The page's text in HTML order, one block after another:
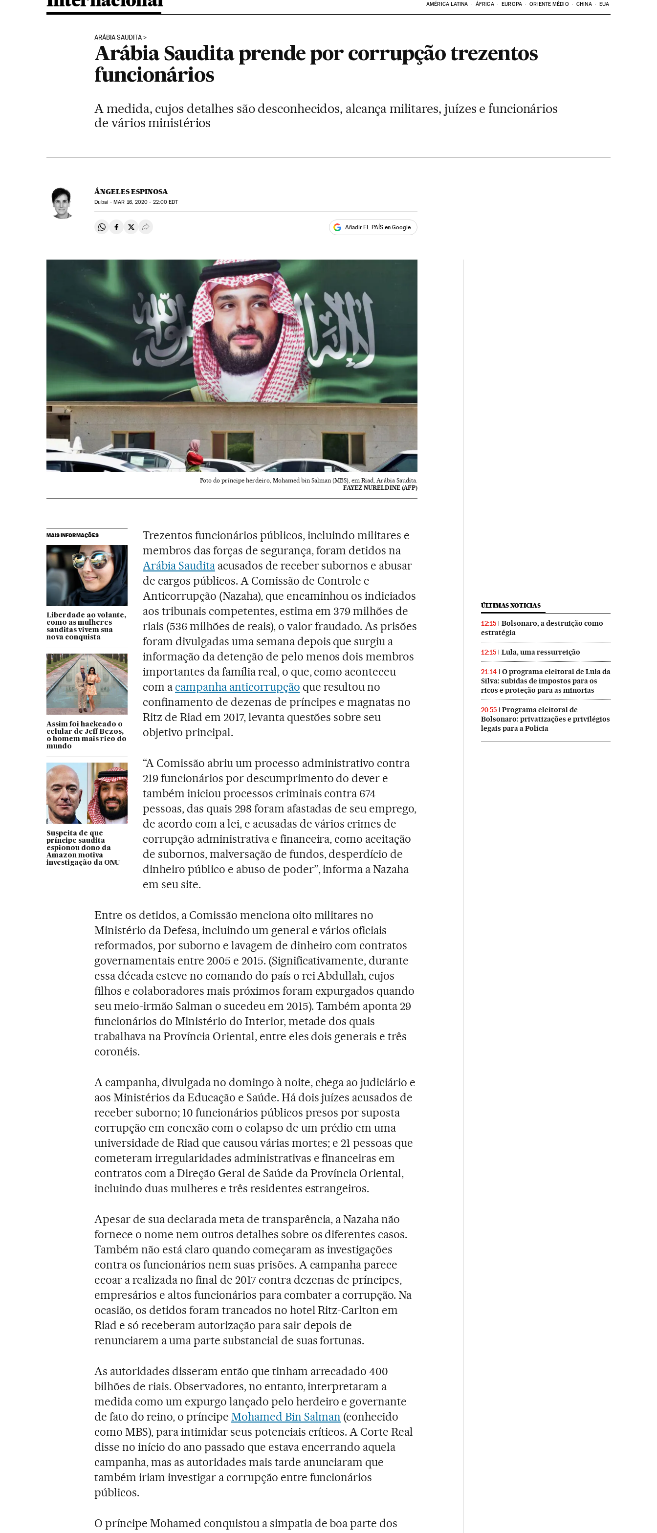
AMÉRICA LATINA ÁFRICA EUROPA ORIENTE MÉDIO CHINA EUA
ARÁBIA SAUDITA
Arábia Saudita prende por corrupção trezentos
funcionários
A medida, cujos detalhes são desconhecidos, alcança militares, juízes e funcionários
de vários ministérios
ÁNGELES ESPINOSA
Dubai -MAR 16, 2020 - 22:00 EDT
Compartir en Whatsapp
Compartir en Facebook
Compartir en Twitter
Desplegar Redes Sociales Añadir EL PAÍS en Google
Foto do príncipe herdeiro, Mohamed bin Salman (MBS), em Riad, Arábia Saudita.
FAYEZ NURELDINE (AFP)
MAIS INFORMAÇÕES
Liberdade ao volante,
como as mulheres
sauditas vivem sua
nova conquista
Assim foi hackeado o
celular de Jeff Bezos,
o homem mais rico do
mundo
Suspeita de que
príncipe saudita
espionou dono da
Amazon motiva
investigação da ONU
Trezentos funcionários públicos, incluindo militares e
membros das forças de segurança, foram detidos na
Arábia Sauditaacusados de receber subornos e abusar
de cargos públicos. A Comissão de Controle e
Anticorrupção (Nazaha), que encaminhou os indiciados
aos tribunais competentes, estima em 379 milhões de
riais (536 milhões de reais), o valor fraudado. As prisões
foram divulgadas uma semana depois que surgiu a
informação da detenção de pelo menos dois membros
importantes da família real, o que, como aconteceu
com a campanha anticorrupção que resultou no
confinamento de dezenas de príncipes e magnatas no
Ritz de Riad em 2017, levanta questões sobre seu
objetivo principal.
“A Comissão abriu um processo administrativo contra
219 funcionários por descumprimento do dever e
também iniciou processos criminais contra 674
pessoas, das quais 298 foram afastadas de seu emprego,
de acordo com a lei, e acusadas de vários crimes de
corrupção administrativa e financeira, como aceitação
de subornos, malversação de fundos, desperdício de
dinheiro público e abuso de poder”, informa a Nazaha
em seu site.
Entre os detidos, a Comissão menciona oito militares no
Ministério da Defesa, incluindo um general e vários oficiais
reformados, por suborno e lavagem de dinheiro com contratos
governamentais entre 2005 e 2015. (Significativamente, durante
essa década esteve no comando do país o rei Abdullah, cujos
filhos e colaboradores mais próximos foram expurgados quando
seu meio-irmão Salman o sucedeu em 2015). Também aponta 29
funcionários do Ministério do Interior, metade dos quais
trabalhava na Província Oriental, entre eles dois generais e três
coronéis.
A campanha, divulgada no domingo à noite, chega ao judiciário e
aos Ministérios da Educação e Saúde. Há dois juízes acusados ​​de
receber suborno; 10 funcionários públicos presos por suposta
corrupção em conexão com o colapso de um prédio em uma
universidade de Riad que causou várias mortes; e 21 pessoas que
cometeram irregularidades administrativas e financeiras em
contratos com a Direção Geral de Saúde da Província Oriental,
incluindo duas mulheres e três residentes estrangeiros.
Apesar de sua declarada meta de transparência, a Nazaha não
fornece o nome nem outros detalhes sobre os diferentes casos.
Também não está claro quando começaram as investigações
contra os funcionários nem suas prisões. A campanha parece
ecoar a realizada no final de 2017 contra dezenas de príncipes,
empresários e altos funcionários para combater a corrupção. Na
ocasião, os detidos foram trancados no hotel Ritz-Carlton em
Riad e só receberam autorização para sair depois de
renunciarem a uma parte substancial de suas fortunas.
As autoridades disseram então que tinham arrecadado 400
bilhões de riais. Observadores, no entanto, interpretaram a
medida como um expurgo lançado pelo herdeiro e governante
de fato do reino, o príncipe Mohamed Bin Salman (conhecido
como MBS), para intimidar seus potenciais críticos. A Corte Real
disse no início do ano passado que estava encerrando aquela
campanha, mas as autoridades mais tarde anunciaram que
também iriam investigar a corrupção entre funcionários
públicos.
O príncipe Mohamed conquistou a simpatia de boa parte dos
ÚLTIMAS NOTICIAS
12:15
Bolsonaro, a destruição como
estratégia
12:15 Lula, uma ressurreição
21:14
O programa eleitoral de Lula da
Silva: subidas de impostos para os
ricos e proteção para as minorias
20:55
Programa eleitoral de
Bolsonaro: privatizações e privilégios
legais para a Polícia